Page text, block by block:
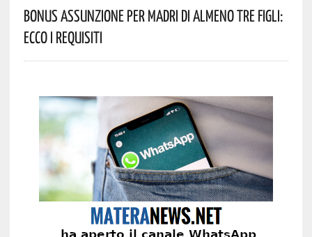
Bonus Assunzione Per Madri Di Almeno Tre Figli:
Ecco I Requisiti